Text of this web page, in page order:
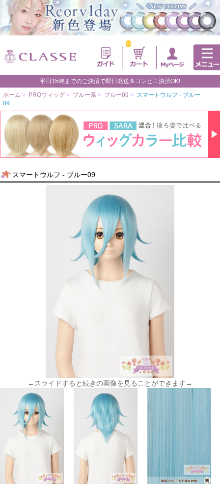
0
平日15時までのご決済で即日発送＆コンビニ決済OK!
ホーム > PROウィッグ > ブルー系 > ブルー09 > スマートウルフ - ブルー
09
スマートウルフ - ブルー09
←スライドすると続きの画像を見ることができます→